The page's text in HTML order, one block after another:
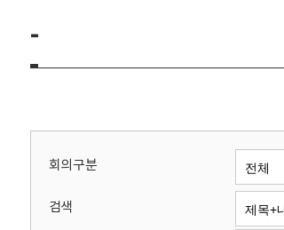
위
회
-
회의구분
검색